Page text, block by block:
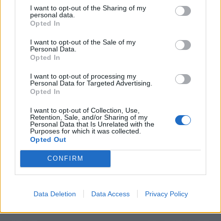
I want to opt-out of the Sharing of my
personal data.
Opted In
I want to opt-out of the Sale of my
Personal Data.
Opted In
I want to opt-out of processing my
Personal Data for Targeted Advertising.
Opted In
I want to opt-out of Collection, Use,
Retention, Sale, and/or Sharing of my
Personal Data that Is Unrelated with the
Purposes for which it was collected.
Opted Out
CONFIRM
Data Deletion Data Access Privacy Policy
l’article
Achat Automobile
Autonomie électrique : ce que vous
devez vraiment connaître avant
d’acheter
Auto Pour Vous 5 août 2026 0